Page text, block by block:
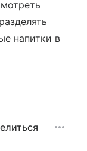
напитки в